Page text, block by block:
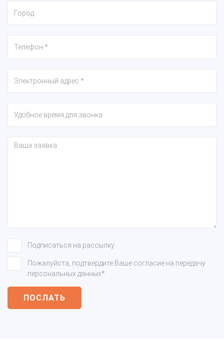
Подписаться на рассылку
Пожалуйста, подтвердите Ваше согласие на передачу
персональных данных*
ПОСЛАТЬ